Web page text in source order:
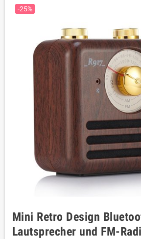
-25%
Mini Retro Design
Lautsprecher und FM-